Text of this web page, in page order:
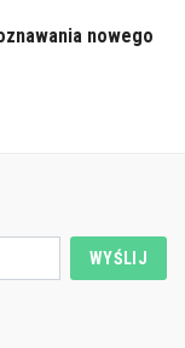
nowego
WYŚLIJ